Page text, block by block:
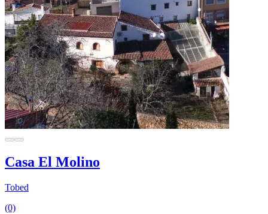
Casa El Molino
Tobed
(0)